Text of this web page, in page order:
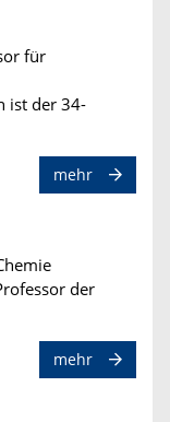
für
ist der 34-
mehr
der
mehr